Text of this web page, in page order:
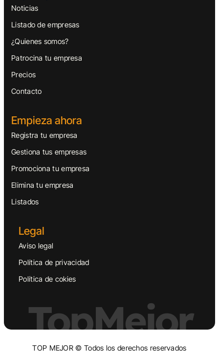
Noticias
Listado de empresas
¿Quienes somos?
Patrocina tu empresa
Precios
Contacto
Empieza ahora
Registra tu empresa
Gestiona tus empresas
Promociona tu empresa
Elimina tu empresa
Listados
Legal
Aviso legal
Política de privacidad
Política de cokies
TopMejor
TOP MEJOR © Todos los derechos reservados